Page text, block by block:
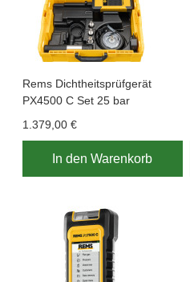
Rems Dichtheitsprüfgerät
PX4500 C Set 25 bar
1.379,00 €
In den Warenkorb